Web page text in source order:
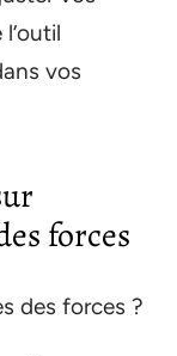
vos
forces
des forces ?